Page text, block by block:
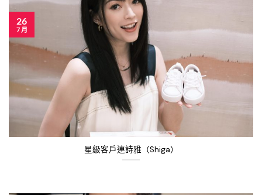
星級客戶連詩雅（Shiga）
26
7 月